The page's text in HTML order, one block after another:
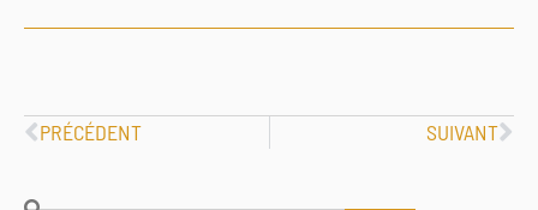
PRÉCÉDENT SUIVANT